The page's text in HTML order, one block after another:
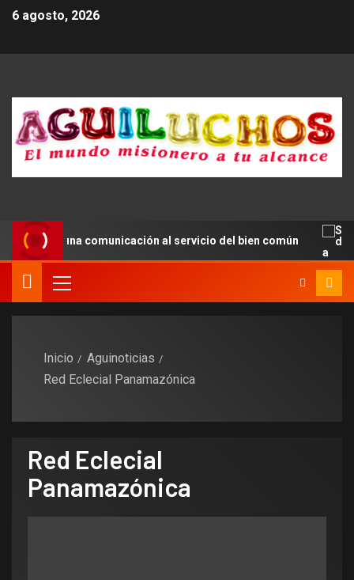
6 agosto, 2026
impulsar una comunicación al servicio del bien común
Inicio
Aguinoticias
Red Eclecial Panamazónica
Red Eclecial
Panamazónica